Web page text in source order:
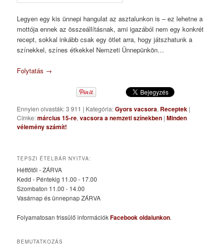
Legyen egy kis ünnepi hangulat az asztalunkon is – ez lehetne a
mottója ennek az összeállításnak, ami igazából nem egy konkrét
recept, sokkal inkább csak egy ötlet arra, hogy játszhatunk a
színekkel, színes étkekkel Nemzeti Ünnepünkön…
Folytatás →
Ennyien olvasták: 3 911 | Kategória:Gyors vacsora, Receptek |
Címke:március 15-re,vacsora a nemzeti színekben |Minden
vélemény számít!
TEPSZI ÉTELBÁR NYITVA:
Hétfőtől - ZÁRVA
Kedd - Péntekig 11.00 - 17.00
Szombaton 11.00 - 14.00
Vasárnap és ünnepnap ZÁRVA
Folyamatosan frissülő információkFacebook oldalunkon.
BEMUTATKOZÁS